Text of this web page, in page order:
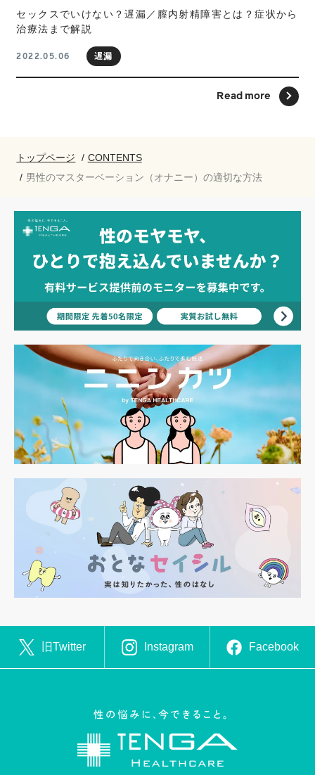
セックスでいけない？遅漏／膣内射精障害とは？症状から
治療法まで解説
2022.05.06 遅漏
Read more
トップページ
CONTENTS
男性のマスターベーション（オナニー）の適切な方法
旧Twitter Instagram Facebook